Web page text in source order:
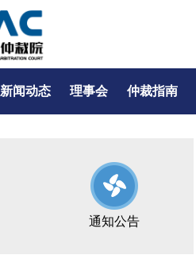
新闻动态 理事会 仲裁指南
通知公告